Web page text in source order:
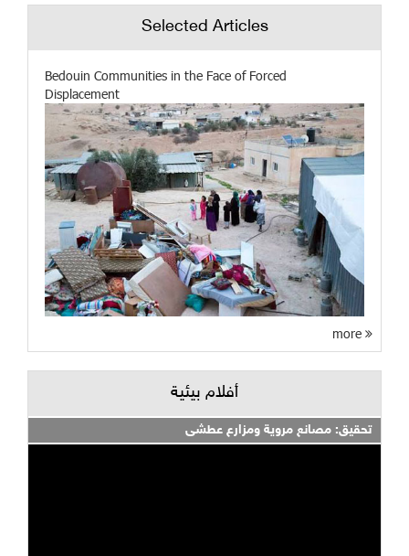
Selected Articles
Bedouin Communities in the Face of Forced
Displacement
أفلام بيئية
تحقيق: مصانع مروية ومزارع عطشى